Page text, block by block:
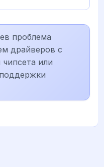
проблема
драйверов с
или